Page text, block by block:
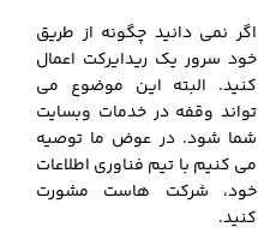
اگر نمی دانید چگونه از طریق
خود سرور یک ریدایرکت اعمال
کنید. البته این موضوع می
تواند وقفه در خدمات وبسایت
شما شود. در عوض ما توصیه
می کنیم با تیم فناوری اطلاعات
خود، شرکت هاست مشورت
کنید.